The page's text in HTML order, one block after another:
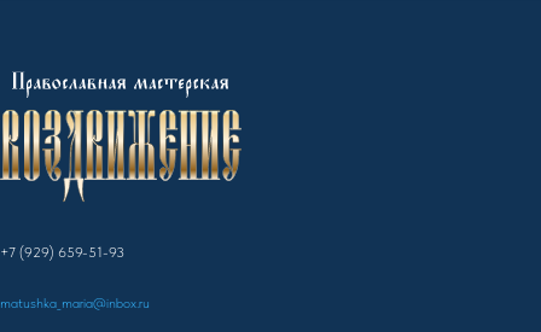
+7 (929) 659-51-93
matushka_maria@inbox.ru